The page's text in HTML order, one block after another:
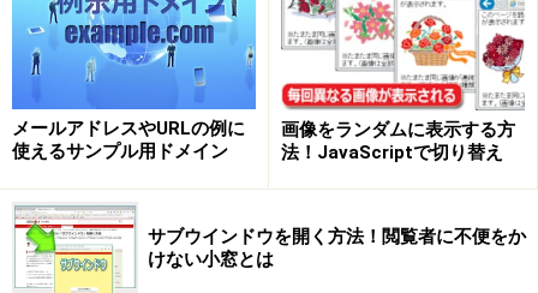
メールアドレスやURLの例に
使えるサンプル用ドメイン
画像をランダムに表示する方
法！JavaScriptで切り替え
サブウインドウを開く方法！閲覧者に不便をか
けない小窓とは